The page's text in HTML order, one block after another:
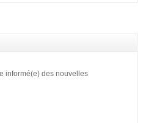
informé(e) des nouvelles